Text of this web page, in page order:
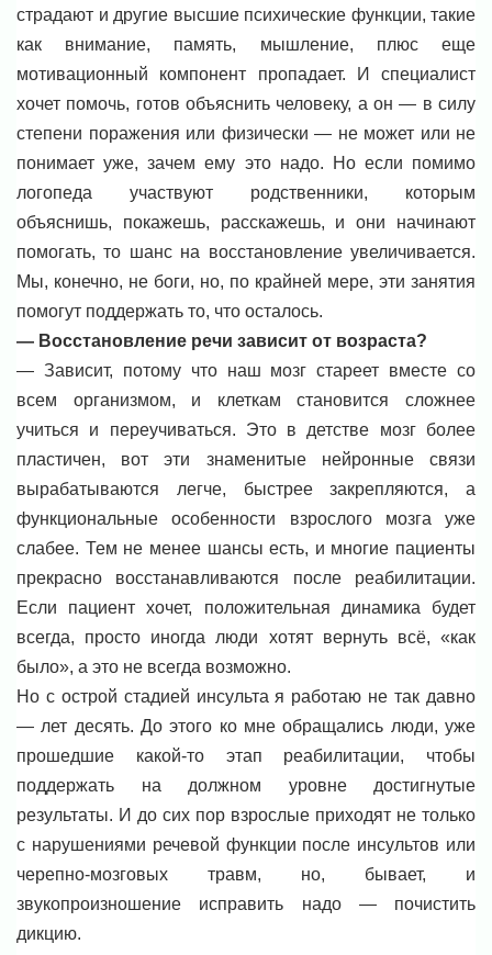
страдают и другие высшие психические функции, такие
как внимание, память, мышление, плюс еще
мотивационный компонент пропадает. И специалист
хочет помочь, готов объяснить человеку, а он — в силу
степени поражения или физически — не может или не
понимает уже, зачем ему это надо. Но если помимо
логопеда участвуют родственники, которым
объяснишь, покажешь, расскажешь, и они начинают
помогать, то шанс на восстановление увеличивается.
Мы, конечно, не боги, но, по крайней мере, эти занятия
помогут поддержать то, что осталось.
— Восстановление речи зависит от возраста?
— Зависит, потому что наш мозг стареет вместе со
всем организмом, и клеткам становится сложнее
учиться и переучиваться. Это в детстве мозг более
пластичен, вот эти знаменитые нейронные связи
вырабатываются легче, быстрее закрепляются, а
функциональные особенности взрослого мозга уже
слабее. Тем не менее шансы есть, и многие пациенты
прекрасно восстанавливаются после реабилитации.
Если пациент хочет, положительная динамика будет
всегда, просто иногда люди хотят вернуть всё, «как
было», а это не всегда возможно.
Но с острой стадией инсульта я работаю не так давно
— лет десять. До этого ко мне обращались люди, уже
прошедшие какой-то этап реабилитации, чтобы
поддержать на должном уровне достигнутые
результаты. И до сих пор взрослые приходят не только
с нарушениями речевой функции после инсультов или
черепно-мозговых травм, но, бывает, и
звукопроизношение исправить надо — почистить
дикцию.